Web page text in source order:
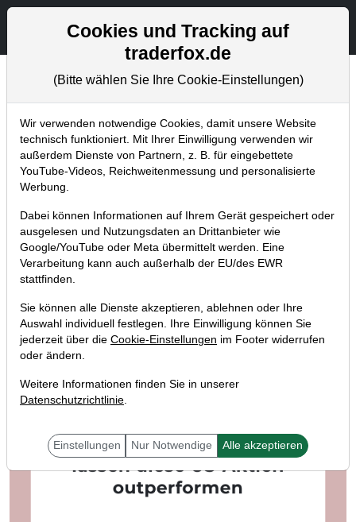
Aktien- und Artikelsuche
Trader-Blog
Home Blog Trader-Blog
Quartalszahlen lassen diese
US-Aktien outperformen
14.02.2023 um 13:24 Uhr |A. Zehetner
Cookies und Tracking auf
traderfox.de
(Bitte wählen Sie Ihre Cookie-Einstellungen)
Wir verwenden notwendige Cookies, damit unsere Website
technisch funktioniert. Mit Ihrer Einwilligung verwenden wir
außerdem Dienste von Partnern, z. B. für eingebettete
YouTube-Videos, Reichweitenmessung und personalisierte
Werbung.
Dabei können Informationen auf Ihrem Gerät gespeichert oder
ausgelesen und Nutzungsdaten an Drittanbieter wie
Google/YouTube oder Meta übermittelt werden. Eine
Verarbeitung kann auch außerhalb der EU/des EWR
stattfinden.
Sie können alle Dienste akzeptieren, ablehnen oder Ihre
Auswahl individuell festlegen. Ihre Einwilligung können Sie
jederzeit über die Cookie-Einstellungen im Footer widerrufen
oder ändern.
Weitere Informationen finden Sie in unserer
Datenschutzrichtlinie.
Einstellungen Nur Notwendige Alle akzeptieren